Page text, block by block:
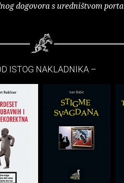
dogovora s uredništvom
ISTOG NAKLADNIKA –